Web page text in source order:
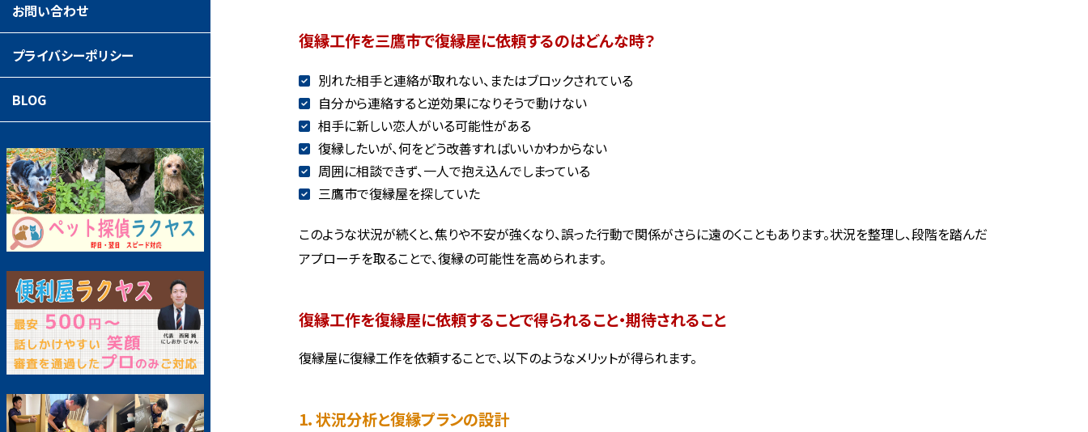
復縁工作を三鷹市で復縁屋に依頼するのはどんな時？
別れた相手と連絡が取れない、またはブロックされている
自分から連絡すると逆効果になりそうで動けない
相手に新しい恋人がいる可能性がある
復縁したいが、何をどう改善すればいいかわからない
周囲に相談できず、一人で抱え込んでしまっている
三鷹市で復縁屋を探していた
このような状況が続くと、焦りや不安が強くなり、誤った行動で関係がさらに遠のくこともあります。状況を整理し、段階を踏んだ
アプローチを取ることで、復縁の可能性を高められます。
復縁工作を復縁屋に依頼することで得られること・期待されること
復縁屋に復縁工作を依頼することで、以下のようなメリットが得られます。
1. 状況分析と復縁プランの設計
お問い合わせ
プライバシーポリシー
BLOG